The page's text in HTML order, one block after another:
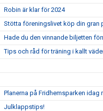
Robin är klar för 2024
Stötta föreningslivet köp din gran
Hade du den vinnande biljetten
Tips och råd för träning i kallt
Planerna på Fridhemsparken idag
Julklappstips!